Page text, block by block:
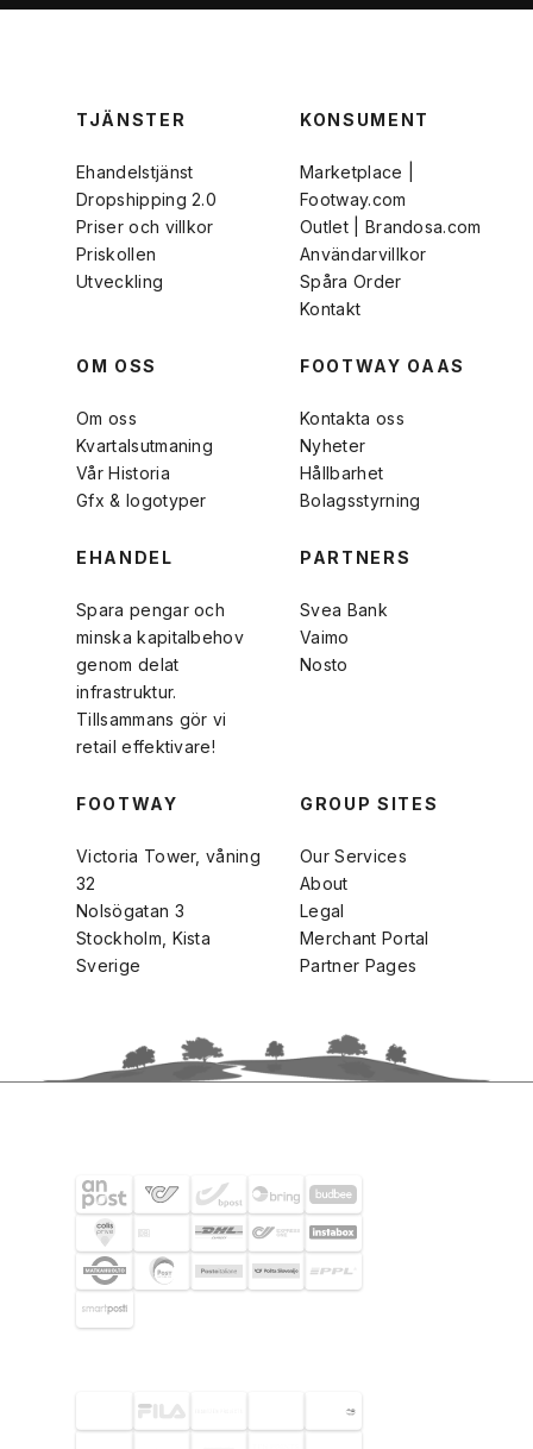
TJÄNSTER
Ehandelstjänst
Dropshipping 2.0
Priser och villkor
Priskollen
Utveckling
KONSUMENT
Marketplace |
Footway.com
Outlet | Brandosa.com
Användarvillkor
Spåra Order
Kontakt
OM OSS
Om oss
Kvartalsutmaning
Vår Historia
Gfx & logotyper
FOOTWAY OAAS
Kontakta oss
Nyheter
Hållbarhet
Bolagsstyrning
EHANDEL
Spara pengar och
minska kapitalbehov
genom delat
infrastruktur.
Tillsammans gör vi
retail effektivare!
PARTNERS
Svea Bank
Vaimo
Nosto
FOOTWAY
Victoria Tower, våning
32
Nolsögatan 3
Stockholm, Kista
Sverige
GROUP SITES
Our Services
About
Legal
Merchant Portal
Partner Pages